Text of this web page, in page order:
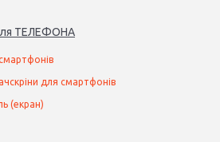
ТЕЛЕФОНА
для смартфонів
(екран)